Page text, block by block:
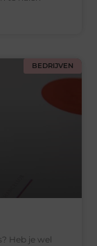
BEDRIJVEN
Heb je wel